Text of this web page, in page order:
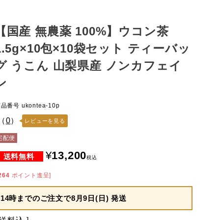
国産 無農薬 100%】ウコン茶
包×10袋セット ティーバッ
うこん 山梨県産 ノンカフェイ
番号 ukontea-10p
0） レビューを見る
配便
¥13,200税込
ポイント進呈]
14時までのご注文で8月9日(日) 発送